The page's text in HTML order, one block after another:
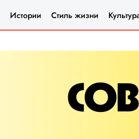
Истории Стиль жизни